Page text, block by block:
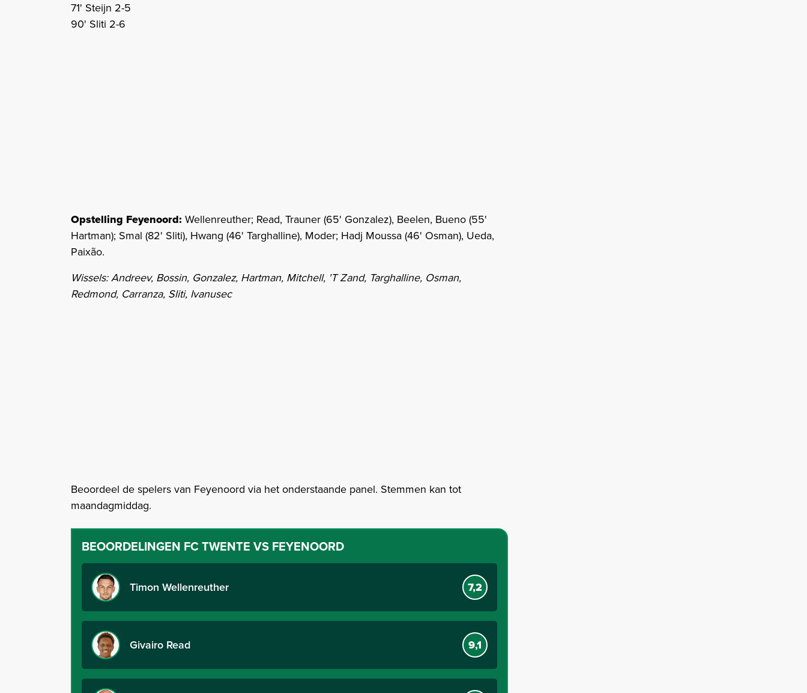
71' Steijn 2-5
90' Sliti 2-6
Opstelling Feyenoord: Wellenreuther; Read, Trauner (65' Gonzalez), Beelen, Bueno (55'
Hartman); Smal (82' Sliti), Hwang (46' Targhalline), Moder; Hadj Moussa (46' Osman), Ueda,
Paixão.
Wissels: Andreev, Bossin, Gonzalez, Hartman, Mitchell, 'T Zand, Targhalline, Osman,
Redmond, Carranza, Sliti, Ivanusec
Beoordeel de spelers van Feyenoord via het onderstaande panel. Stemmen kan tot
maandagmiddag.
BEOORDELINGEN FC TWENTE VS FEYENOORD
Timon Wellenreuther 7,2
Givairo Read 9,1